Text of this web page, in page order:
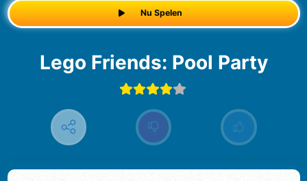
Nu Spelen
Lego Friends: Pool Party